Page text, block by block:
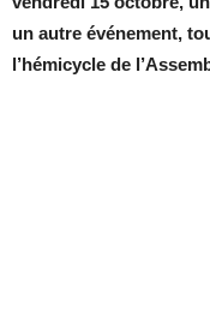
un autre événement,
l’hémicycle de